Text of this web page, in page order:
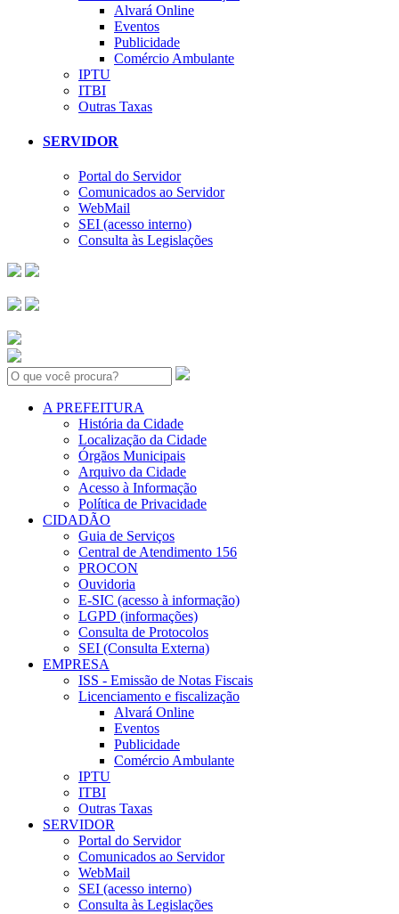
Alvará Online
Eventos
Publicidade
Comércio Ambulante
IPTU
ITBI
Outras Taxas
SERVIDOR
Portal do Servidor
Comunicados ao Servidor
WebMail
SEI (acesso interno)
Consulta às Legislações
Search:
A PREFEITURA
História da Cidade
Localização da Cidade
Órgãos Municipais
Arquivo da Cidade
Acesso à Informação
Política de Privacidade
CIDADÃO
Guia de Serviços
Central de Atendimento 156
PROCON
Ouvidoria
E-SIC (acesso à informação)
LGPD (informações)
Consulta de Protocolos
SEI (Consulta Externa)
EMPRESA
ISS - Emissão de Notas Fiscais
Licenciamento e fiscalização
Alvará Online
Eventos
Publicidade
Comércio Ambulante
IPTU
ITBI
Outras Taxas
SERVIDOR
Portal do Servidor
Comunicados ao Servidor
WebMail
SEI (acesso interno)
Consulta às Legislações